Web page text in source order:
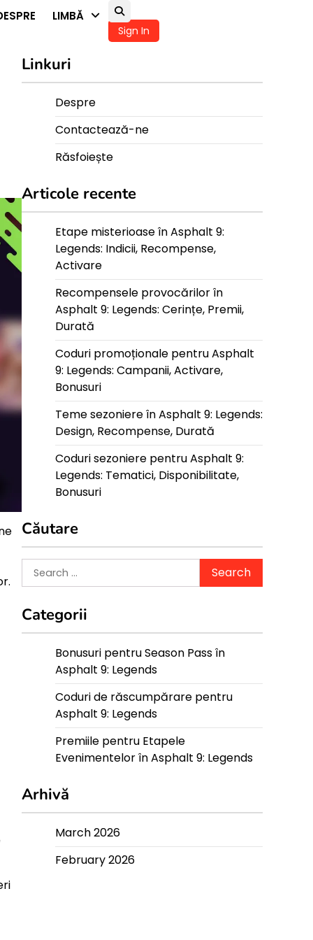
LIMBĂ
Sign In
Linkuri
Despre
Contactează-ne
Răsfoiește
Articole recente
Etape misterioase în Asphalt 9:
Legends: Indicii, Recompense,
Activare
Recompensele provocărilor în
Asphalt 9: Legends: Cerințe, Premii,
Durată
Coduri promoționale pentru Asphalt
9: Legends: Campanii, Activare,
Bonusuri
Teme sezoniere în Asphalt 9: Legends:
Design, Recompense, Durată
Coduri sezoniere pentru Asphalt 9:
Legends: Tematici, Disponibilitate,
Bonusuri
Căutare
Search
for:
Categorii
Bonusuri pentru Season Pass în
Asphalt 9: Legends
Coduri de răscumpărare pentru
Asphalt 9: Legends
Premiile pentru Etapele
Evenimentelor în Asphalt 9: Legends
Arhivă
March 2026
February 2026